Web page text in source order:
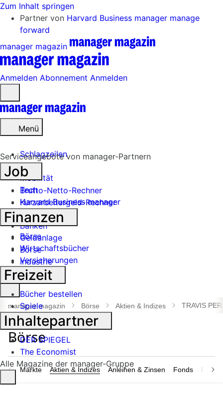
Zum Inhalt springen
Partner von Harvard Business manager manage
forward
manager magazin
Anmelden Abonnement Anmelden
öffnen
Menü
Schlagzeilen
Mobilität
Tech
Harvard Business manager
Handel
Banken
Geldanlage
Börse
Industrie
Suche
öffnen
manager magazin Börse Aktien & Indizes TRAVIS
Märkte Aktien & Indizes Anleihen & Zinsen Fonds
Serviceangebote von manager-Partnern
Job
Brutto-Netto-Rechner
Kurzarbeitergeld-Rechner
Finanzen
Börse
Wirtschaftsbücher
Versicherungen
Freizeit
Bücher bestellen
Spiele
Inhaltepartner
DER SPIEGEL
The Economist
Alle Magazine der manager-Gruppe